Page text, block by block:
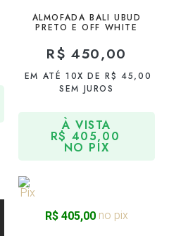
ALMOFADA BALI UBUD
PRETO E OFF WHITE
R$ 450,00
EM ATÉ 10X DER$ 45,00
SEM JUROS
À VISTA
R$ 405,00
NO PIX
R$405,00 no pix